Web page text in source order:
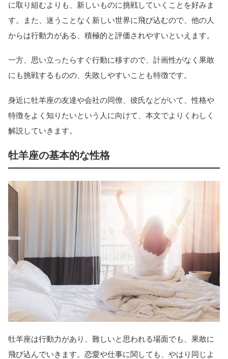
に取り組むよりも、新しいものに挑戦していくことを好みま
す。また、迷うことなく新しい世界に飛び込むので、他の人
からは行動力がある、積極的と評価されやすいといえます。
一方、思い立ったらすぐ行動に移すので、計画性がなく果敢
にも挑戦するものの、失敗しやすいことも特徴です。
身近に牡羊座の友達や会社の同僚、彼氏などがいて、性格や
特徴をよく知りたいという人に向けて、本文でよりくわしく
解説していきます。
牡羊座の基本的な性格
牡羊座は行動力があり、難しいと思われる場面でも、果敢に
飛び込んでいきます。恋愛や仕事に関しても、やはり同じよ